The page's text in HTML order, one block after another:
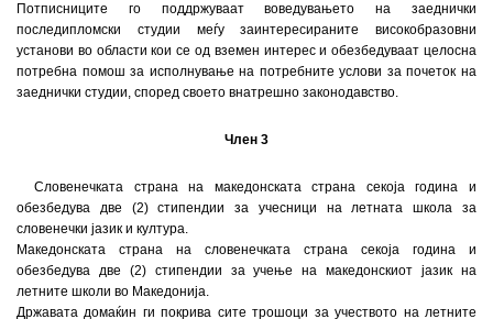
Потписниците го поддржуваат воведувањето на заеднички
последипломски студии меѓу заинтересираните високобразовни
установи во области кои се од вземен интерес и обезбедуваат целосна
потребна помош за исполнување на потребните услови за почеток на
заеднички студии, според своето внатрешно законодавство.
Член 3
Словенечката страна на македонската страна секоја година и
обезбедува две (2) стипендии за учесници на летната школа за
словенечки јазик и култура.
Македонската страна на словенечката страна секоја година и
обезбедува две (2) стипендии за учење на македонскиот јазик на
летните школи во Македонија.
Државата домаќин ги покрива сите трошоци за учеството на летните